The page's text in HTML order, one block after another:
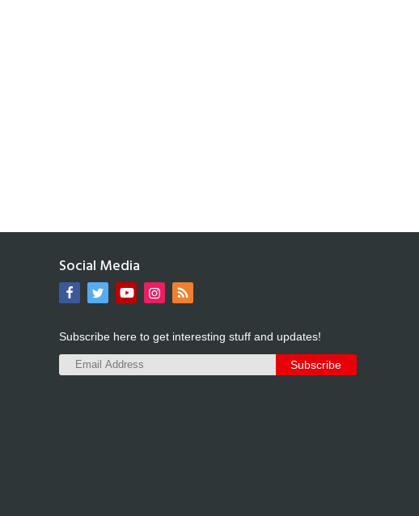
Social Media
Subscribe here to get interesting stuff and updates!